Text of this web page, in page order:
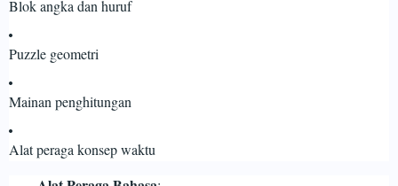
Blok angka dan huruf
Puzzle geometri
Mainan penghitungan
Alat peraga konsep waktu